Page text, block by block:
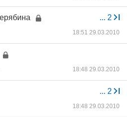
... 2
18:51 29.03.2010
18:48 29.03.2010
... 2
18:48 29.03.2010